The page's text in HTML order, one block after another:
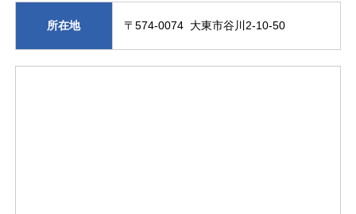
所在地 〒574-0074 大東市谷川2-10-50